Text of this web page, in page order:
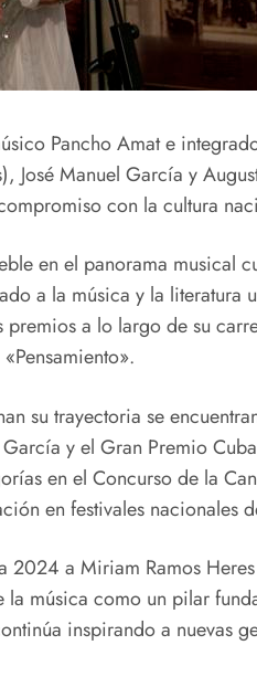
Pancho Amat e
José Manuel García y
con la cultura
en el panorama musical
a la música y la literatura
a lo largo de su
su trayectoria se
y el Gran Premio
en el Concurso de la
en festivales nacionales
a Miriam Ramos
música como un pilar
inspirando a nuevas
de
Danza en
Clara
Cuba en